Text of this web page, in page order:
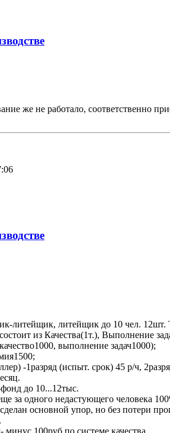
же не работало, соответственно
литейщик, литейщик до 10 чел.
из Качества(1т.), Выполнение
выполнение задач1000);
-1разряд (испыт. срок) 45 р/ч,
до 10...12тыс.
за одного недастующего человека
основной упор, но без потери